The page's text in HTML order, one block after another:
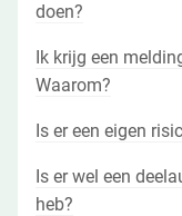
doen?
Ik krijg een
Waarom?
Is er een eigen
Is er wel een
heb?